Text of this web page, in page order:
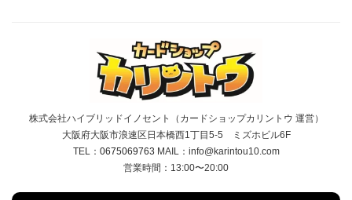
株式会社ハイブリッドイノセント（カードショップカリントウ 運営）
大阪府大阪市浪速区日本橋西1丁目5-5 ミズホビル6F
TEL： 0675069763 MAIL：info@karintou10.com
営業時間：13:00〜20:00